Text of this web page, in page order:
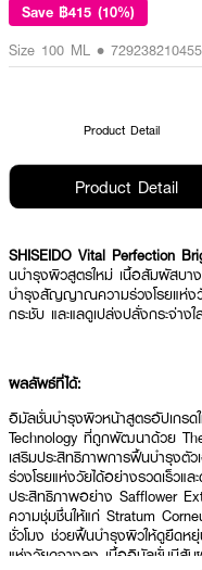
Save ฿415 (10%)
Size 100 ML • 729238210455
Product Detail
Product Detail
SHISEIDO Vital Perfection
นบำรุงผิวสูตรใหม่ เนื้อสัมผัสบา
บำรุงสัญญาณความร่วงโรยแห่ง
กระชับ และแลดูเปล่งปลั่งกระจ่า
ผลลัพธ์ที่ได้:
อิมัลชั่นบำรุงผิวหน้าสูตรอัปเกร
Technology ที่ถูกพัฒนาด้วย
เสริมประสิทธิภาพการฟื้นบำรุง
ร่วงโรยแห่งวัยได้อย่างรวดเร็ว
ประสิทธิภาพอย่าง Safflower
ความชุ่มชื่นให้แก่ Stratum
ชั่วโมง ช่วยฟื้นบำรุงผิวให้ดูยืดหยุ่
แห่งวัยดูจางลง เนื้ออิมัลชั่นมีสัมผั